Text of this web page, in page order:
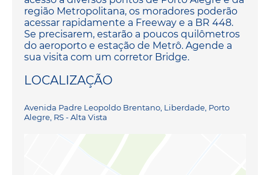
região Metropolitana, os moradores poderão
acessar rapidamente a Freeway e a BR 448.
Se precisarem, estarão a poucos quilômetros
do aeroporto e estação de Metrô. Agende a
sua visita com um corretor Bridge.
LOCALIZAÇÃO
Avenida Padre Leopoldo Brentano, Liberdade, Porto
Alegre, RS - Alta Vista